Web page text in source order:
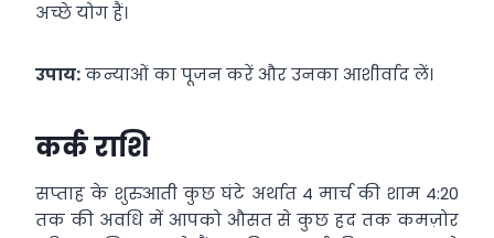
अच्छे योग हैं।
उपाय:कन्याओं का पूजन करें और उनका आशीर्वाद लें।
कर्क राशि
सप्ताह के शुरुआती कुछ घंटे अर्थात 4 मार्च की शाम 4:20
तक की अवधि में आपको औसत से कुछ हद तक कमज़ोर